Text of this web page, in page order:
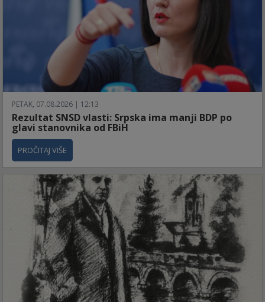
PETAK, 07.08.2026 | 12:13
Rezultat SNSD vlasti: Srpska ima manji BDP po
glavi stanovnika od FBiH
PROČITAJ VIŠE